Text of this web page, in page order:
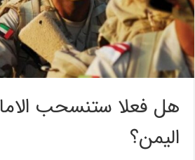
هل فعلا ستنسحب
اليمن؟